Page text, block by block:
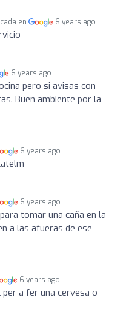
en 6 years ago
6 years ago
pero si avisas con
Buen ambiente por la
6 years ago
6 years ago
tomar una caña en la
a las afueras de ese
6 years ago
per a fer una cervesa o